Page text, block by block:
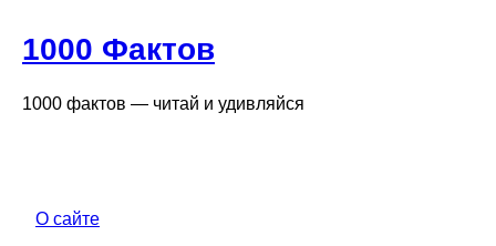
1000 Фактов
1000 фактов — читай и удивляйся
О сайте